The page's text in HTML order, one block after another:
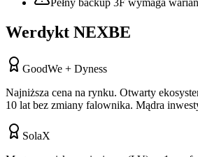
Pełny backup 3F wymaga
Werdykt NEXBE
GoodWe + Dyness
Najniższa cena na rynku. Otwarty
10 lat bez zmiany falownika. Mądra
SolaX